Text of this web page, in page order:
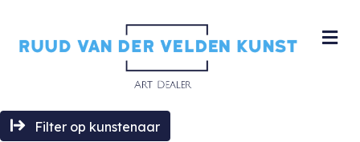
Filter op kunstenaar